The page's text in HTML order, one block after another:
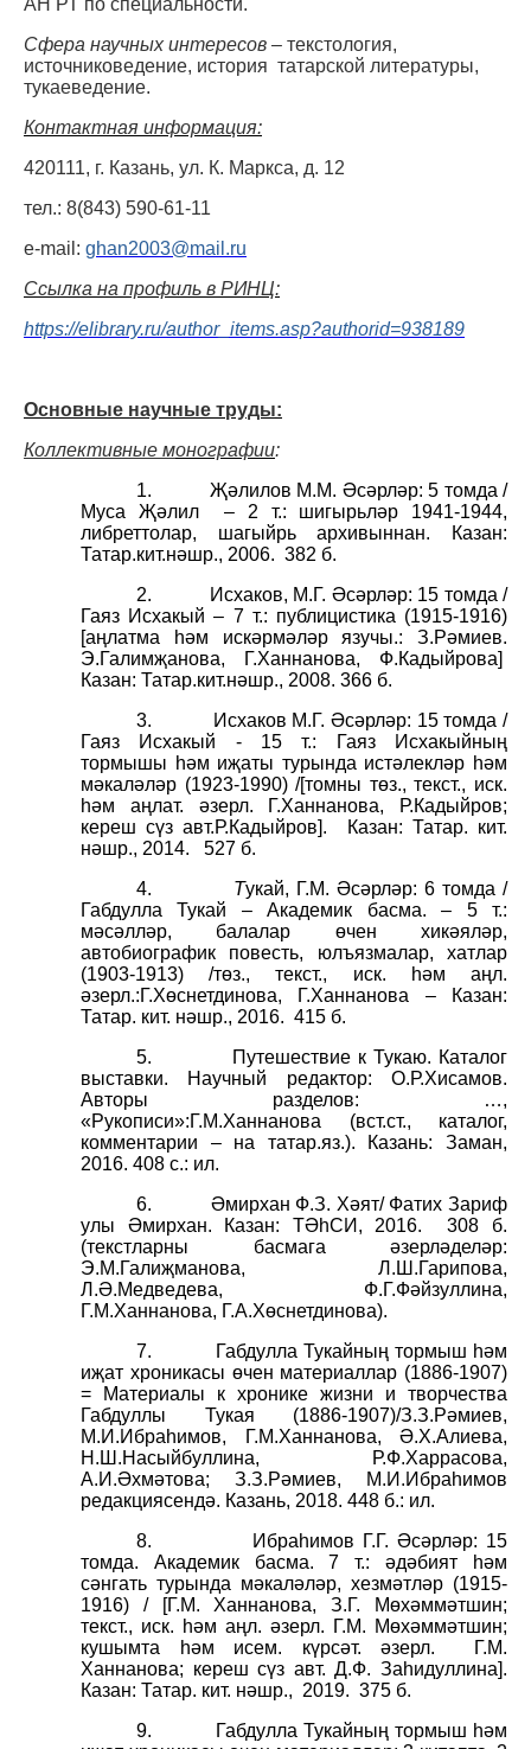
Сфера научных интересов – текстология,
источниковедение, история татарской литературы,
тукаеведение.
Контактная информация:
420111, г. Казань, ул. К. Маркса, д. 12
тел.: 8(843) 590-61-11
e-mail : ghan2003@mail .ru
Ссылка на профиль в РИНЦ:
https://elibrary.ru/author_items.asp?authorid=938189
Основные научные труды:
Коллективные монографии:
1.
Җәлилов М.М. Әсәрләр: 5 томда /
Муса Җәлил
– 2 т.: шигырьләр 1941-1944,
либреттолар, шагыйрь архивыннан. Казан:
Татар.кит.нәшр., 2006. 382 б.
2.
Исхаков, М.Г. Әсәрләр: 15 томда /
Гаяз Исхакый – 7 т.: публицистика (1915-1916)
[аңлатма һәм искәрмәләр язучы.: З.Рәмиев.
Э.Галимҗанова, Г.Ханнанова, Ф.Кадыйрова]
Казан: Татар.кит.нәшр., 2008. 366 б.
3.
Исхаков М.Г. Әсәрләр: 15 томда /
Гаяз Исхакый - 15 т.: Гаяз Исхакыйның
тормышы һәм иҗаты турында истәлекләр һәм
мәкаләләр (1923-1990) /[томны төз., текст., иск.
һәм аңлат. әзерл. Г.Ханнанова, Р.Кадыйров;
кереш сүз авт.Р.Кадыйров].
Казан: Татар. кит.
нәшр., 2014.
527 б.
4.
Тукай, Г.М. Әсәрләр: 6 томда /
Габдулла Тукай – Академик басма. – 5 т.:
мәсәлләр, балалар өчен хикәяләр,
автобиографик повесть, юлъязмалар, хатлар
(1903-1913) /төз., текст., иск. һәм аңл.
әзерл.:Г.Хөснетдинова, Г.Ханнанова – Казан:
Татар. кит. нәшр., 2016. 415 б.
5.
Путешествие к Тукаю. Каталог
выставки. Научный редактор: О.Р.Хисамов.
Авторы разделов: …,
«Рукописи»:Г.М.Ханнанова (вст.ст., каталог,
комментарии – на татар.яз.). Казань: Заман,
2016. 408 с.: ил.
6.
Әмирхан Ф.З. Хәят/ Фатих Зариф
улы Әмирхан. Казан: ТӘһСИ, 2016.
308 б.
(текстларны басмага әзерләделәр:
Э.М.Галиҗманова, Л.Ш.Гарипова,
Л.Ә.Медведева, Ф.Г.Фәйзуллина,
Г.М.Ханнанова, Г.А.Хөснетдинова).
7.
Габдулла Тукайның тормыш һәм
иҗат хроникасы өчен материаллар (1886-1907)
= Материалы к хронике жизни и творчества
Габдуллы Тукая (1886-1907)/З.З.Рәмиев,
М.И.Ибраһимов, Г.М.Ханнанова, Ә.Х.Алиева,
Н.Ш.Насыйбуллина, Р.Ф.Харрасова,
А.И.Әхмәтова; З.З.Рәмиев, М.И.Ибраһимов
редакциясендә. Казань, 2018. 448 б.: ил.
8.
Ибраһимов Г.Г. Әсәрләр: 15
томда. Академик басма. 7 т.: әдәбият һәм
сәнгать турында мәкаләләр, хезмәтләр (1915-
1916) / [Г.М. Ханнанова, З.Г. Мөхәммәтшин;
текст., иск. һәм аңл. әзерл. Г.М. Мөхәммәтшин;
кушымта һәм исем. күрсәт. әзерл.
Г.М.
Ханнанова; кереш сүз авт. Д.Ф. Заһидуллина].
Казан: Татар. кит. нәшр., 2019. 375 б.
9.
Габдулла Тукайның тормыш һәм